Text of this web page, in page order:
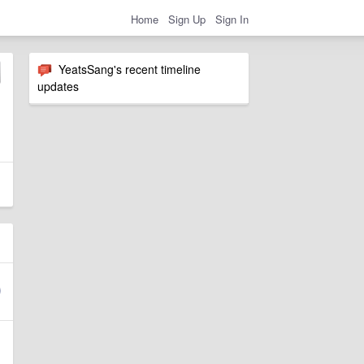
Home Sign Up Sign In
YeatsSang's recent timeline
updates